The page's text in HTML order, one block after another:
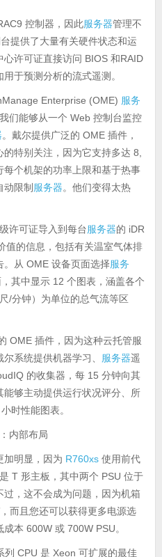
控制器，因此服务器管理不
提供了大量有关硬件状态和运
许可证直接访问 BIOS 和RAID
于预测分析的流式遥测。
Enterprise (OME) 服务
们能够从一个 Web 控制台监控
。戴尔提供广泛的 OME 插件，
特别关注，因为它支持多达 8,
个机架的功率上限和基于热事
动限制 服务器。他们变得太热
许可证导入到每台服务器的 iDR
值的信息，包括有关温室气体排
。从 OME 设备页面选择服务
，其中显示 12 个图表，涵盖各个
/分钟）为单位的总气流等区
OME 插件，因为这种云托管服
系统提供机器学习、 服务器遥
的收集器，每 15 分钟向其
够主动提供运行状况评分、所
时性能图表。
内部布局
明显，因为 R760xs使用前代
T 形主板，其中两个 PSU 位于
，这不会成为问题，因为机箱
而且您还可以获得更多电源选
本 600W 或 700W PSU。
列 CPU 是 Xeon 可扩展的最佳